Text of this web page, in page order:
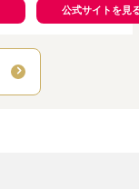
公式サイトを見